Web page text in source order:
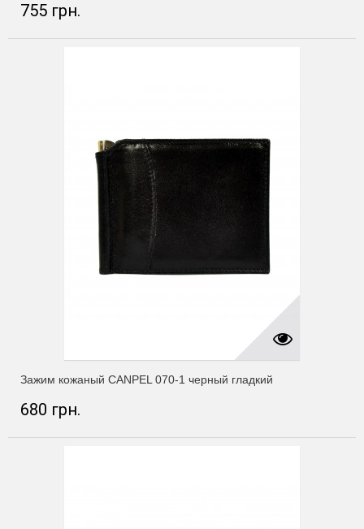
755 грн.
Зажим кожаный CANPEL 070-1 черный гладкий
680 грн.